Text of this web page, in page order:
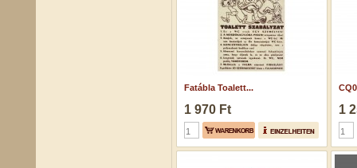
Fatábla Toalett...
1 970 Ft 1